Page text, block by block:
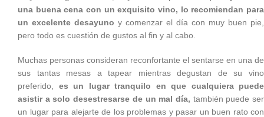
una buena cena con un exquisito vino, lo recomiendan para
un excelente desayuno y comenzar el día con muy buen pie,
pero todo es cuestión de gustos al fin y al cabo.
Muchas personas consideran reconfortante el sentarse en una de
sus tantas mesas a tapear mientras degustan de su vino
preferido, es un lugar tranquilo en que cualquiera puede
asistir a solo desestresarse de un mal día, también puede ser
un lugar para alejarte de los problemas y pasar un buen rato con